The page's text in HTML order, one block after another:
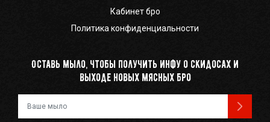
Кабинет бро
Политика конфиденциальности
Оставь мыло, чтобы получить инфу о скидосах и
выходе новых мясных бро